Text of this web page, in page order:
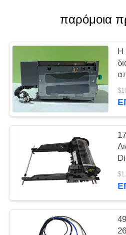
SITEMAP
PRIVACY
POLICY
παρόμοια
Η